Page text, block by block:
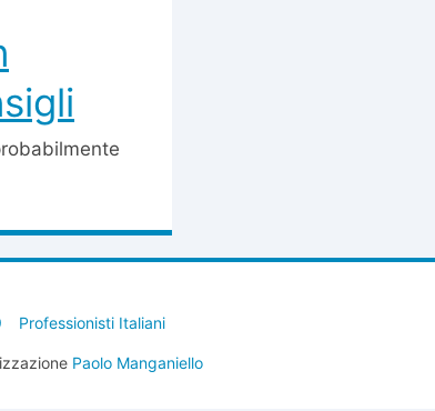
Professionisti Italiani
Paolo Manganiello